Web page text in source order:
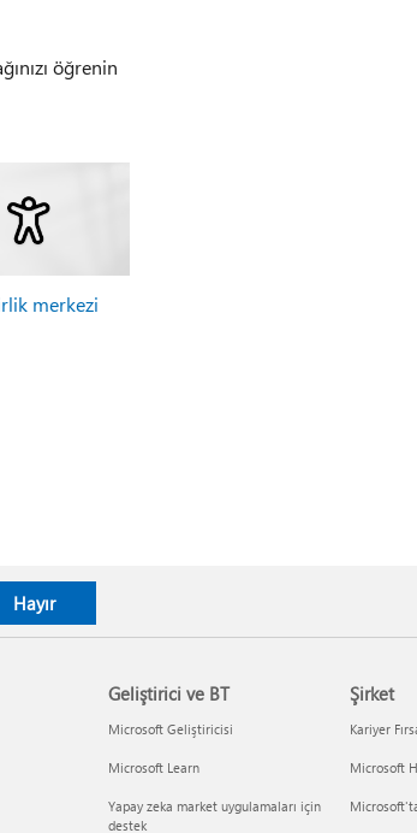
öğrenin
merkezi
Hayır
Geliştirici ve BT
Microsoft Geliştiricisi
Microsoft Learn
Yapay zeka market uygulamaları için
destek
Şirket
Kariyer
Microsoft